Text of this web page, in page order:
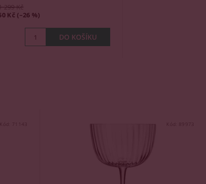
299 Kč
Kč (–26 %)
Kód: 71143 Kód: 89973